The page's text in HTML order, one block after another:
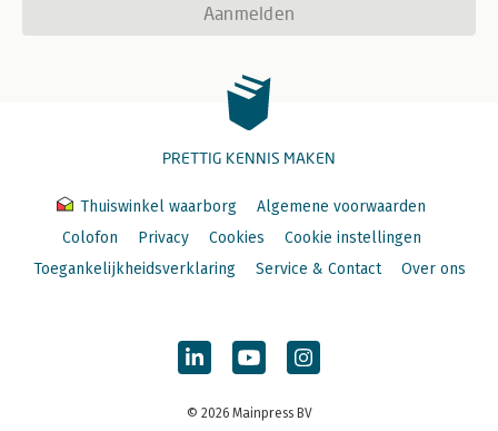
Aanmelden
PRETTIG KENNIS MAKEN
Thuiswinkel waarborg
Algemene voorwaarden
Colofon
Privacy Cookies
Cookie instellingen
Toegankelijkheidsverklaring
Service & Contact Over ons
© 2026 Mainpress BV